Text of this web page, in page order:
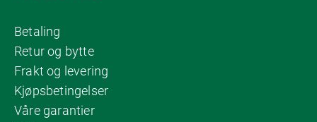
Betaling
Retur og bytte
Frakt og levering
Kjøpsbetingelser
Våre garantier